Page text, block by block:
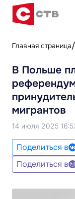
Главная страница
В Польше
мигрантов
14 июля 2025
Поделиться в
Поделиться в